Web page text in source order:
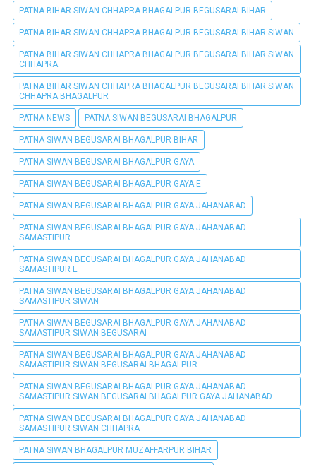
PATNA BIHAR SIWAN CHHAPRA BHAGALPUR BEGUSARAI BIHAR
PATNA BIHAR SIWAN CHHAPRA BHAGALPUR BEGUSARAI BIHAR SIWAN
PATNA BIHAR SIWAN CHHAPRA BHAGALPUR BEGUSARAI BIHAR SIWAN
CHHAPRA
PATNA BIHAR SIWAN CHHAPRA BHAGALPUR BEGUSARAI BIHAR SIWAN
CHHAPRA BHAGALPUR
PATNA NEWS PATNA SIWAN BEGUSARAI BHAGALPUR
PATNA SIWAN BEGUSARAI BHAGALPUR BIHAR
PATNA SIWAN BEGUSARAI BHAGALPUR GAYA
PATNA SIWAN BEGUSARAI BHAGALPUR GAYA E
PATNA SIWAN BEGUSARAI BHAGALPUR GAYA JAHANABAD
PATNA SIWAN BEGUSARAI BHAGALPUR GAYA JAHANABAD
SAMASTIPUR
PATNA SIWAN BEGUSARAI BHAGALPUR GAYA JAHANABAD
SAMASTIPUR E
PATNA SIWAN BEGUSARAI BHAGALPUR GAYA JAHANABAD
SAMASTIPUR SIWAN
PATNA SIWAN BEGUSARAI BHAGALPUR GAYA JAHANABAD
SAMASTIPUR SIWAN BEGUSARAI
PATNA SIWAN BEGUSARAI BHAGALPUR GAYA JAHANABAD
SAMASTIPUR SIWAN BEGUSARAI BHAGALPUR
PATNA SIWAN BEGUSARAI BHAGALPUR GAYA JAHANABAD
SAMASTIPUR SIWAN BEGUSARAI BHAGALPUR GAYA JAHANABAD
PATNA SIWAN BEGUSARAI BHAGALPUR GAYA JAHANABAD
SAMASTIPUR SIWAN CHHAPRA
PATNA SIWAN BHAGALPUR MUZAFFARPUR BIHAR